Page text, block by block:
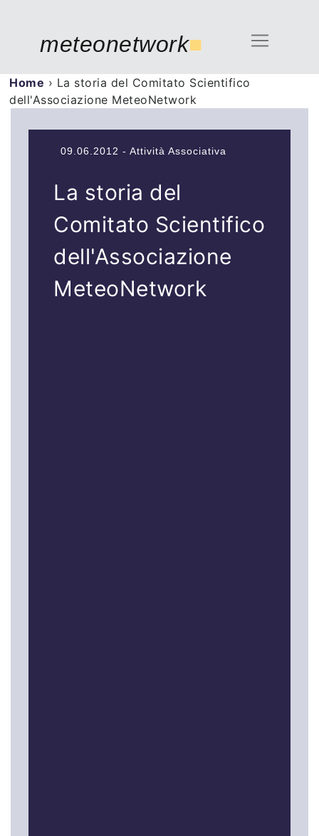
meteonetwork■
Home › La storia del Comitato Scientifico
dell'Associazione MeteoNetwork
09.06.2012 - Attività Associativa
La storia del
Comitato Scientifico
dell'Associazione
MeteoNetwork